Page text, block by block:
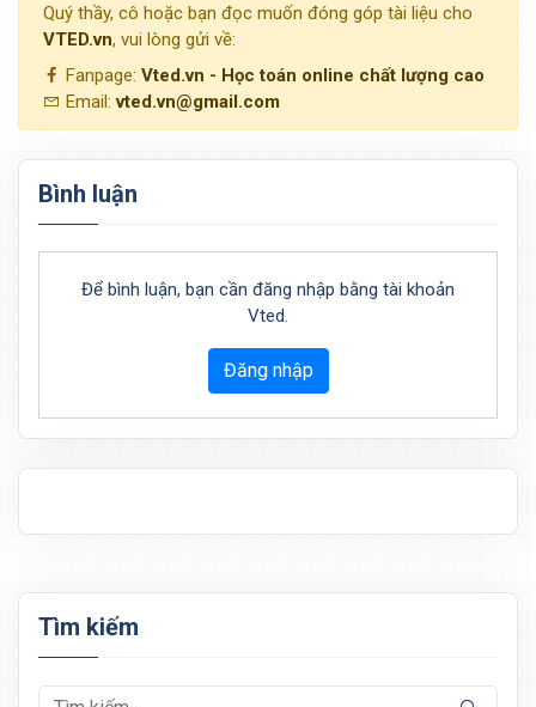
Quý thầy, cô hoặc bạn đọc muốn đóng góp tài liệu cho
VTED.vn, vui lòng gửi về:
Fanpage: Vted.vn - Học toán online chất lượng cao
Email:vted.vn@gmail.com
Bình luận
Để bình luận, bạn cần đăng nhập bằng tài khoản
Vted.
Đăng nhập
Tìm kiếm